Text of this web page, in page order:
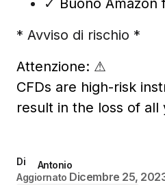
✓ Buono Amazon
* Avviso di rischio *
Attenzione: ⚠
CFDs are high-risk
result in the loss of all
Di
Antonio
Aggiornato Dicembre 25,